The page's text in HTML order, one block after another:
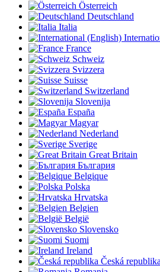
Österreich
Deutschland
Italia
France
Schweiz
Svizzera
Suisse
Switzerland
Slovenija
España
Magyar
Nederland
Sverige
Great Britain
България
Belgique
Polska
Hrvatska
Belgien
België
Slovensko
Suomi
Ireland
Česká republika